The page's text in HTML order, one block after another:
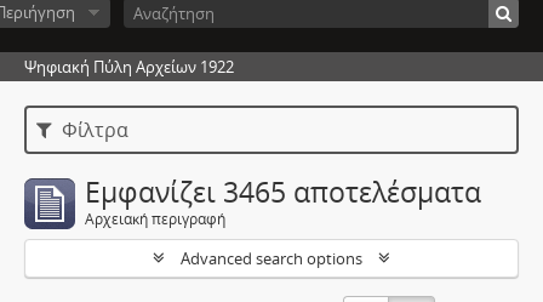
Ψηφιακή Πύλη Αρχείων 1922
Φίλτρα
Εμφανίζει 3465 αποτελέσματα
Αρχειακή περιγραφή
Advanced search options